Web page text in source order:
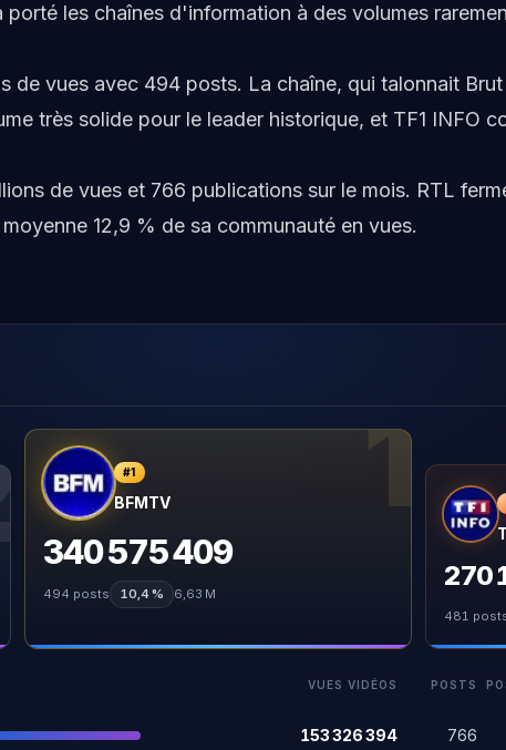
les chaînes d'information à des volumes
de vues avec 494 posts. La chaîne, qui talonnait
très solide pour le leader historique, et TF1 INFO
de vues et 766 publications sur le mois. RTL
12,9 % de sa communauté en vues.
1
#1
BFMTV
340 575 409
494 posts 10,4 % 6,63 M
270
481
VUES VIDÉOS POSTS
153 326 394 766